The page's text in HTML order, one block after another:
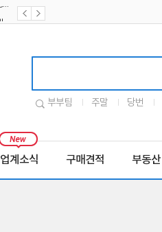
부부팀 주말 당번
업계소식 구매견적 부동산